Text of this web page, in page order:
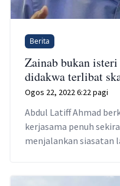
Berita
Zainab bukan
didakwa terlibat
Ogos 22, 2022 6:22 pagi
Abdul Latiff Ahmad
kerjasama penuh
menjalankan siasatan